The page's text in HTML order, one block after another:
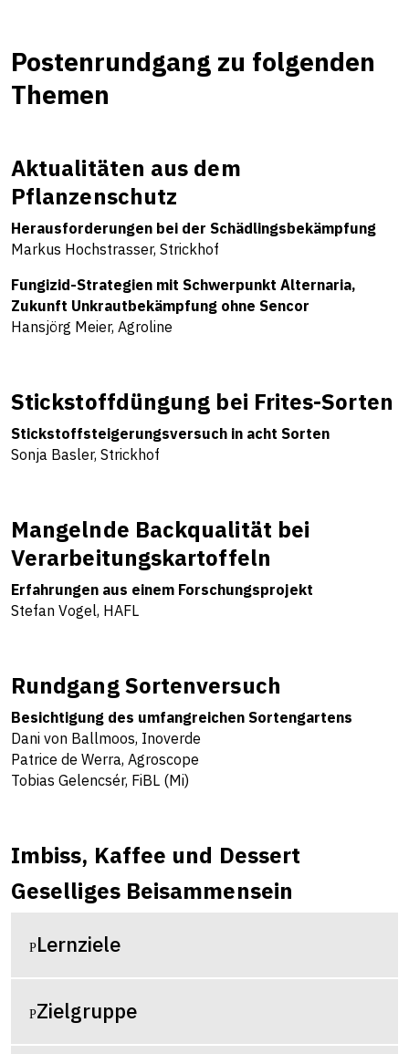
Postenrundgang zu folgenden
Themen
Aktualitäten aus dem
Pflanzenschutz
Herausforderungen bei der Schädlingsbekämpfung
Markus Hochstrasser, Strickhof
Fungizid-Strategien mit Schwerpunkt Alternaria,
Zukunft Unkrautbekämpfung ohne Sencor
Hansjörg Meier, Agroline
Stickstoffdüngung bei Frites-Sorten
Stickstoffsteigerungsversuch in acht Sorten
Sonja Basler, Strickhof
Mangelnde Backqualität bei
Verarbeitungskartoffeln
Erfahrungen aus einem Forschungsprojekt
Stefan Vogel, HAFL
Rundgang Sortenversuch
Besichtigung des umfangreichen Sortengartens
Dani von Ballmoos, Inoverde
Patrice de Werra, Agroscope
Tobias Gelencsér, FiBL (Mi)
Imbiss, Kaffee und Dessert
Geselliges Beisammensein
Lernziele
Zielgruppe